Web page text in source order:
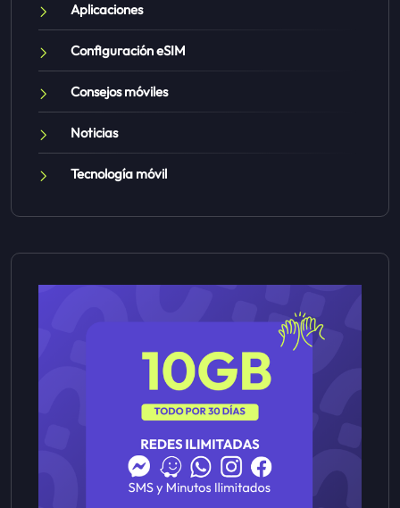
Aplicaciones
Configuración eSIM
Consejos móviles
Noticias
Tecnología móvil